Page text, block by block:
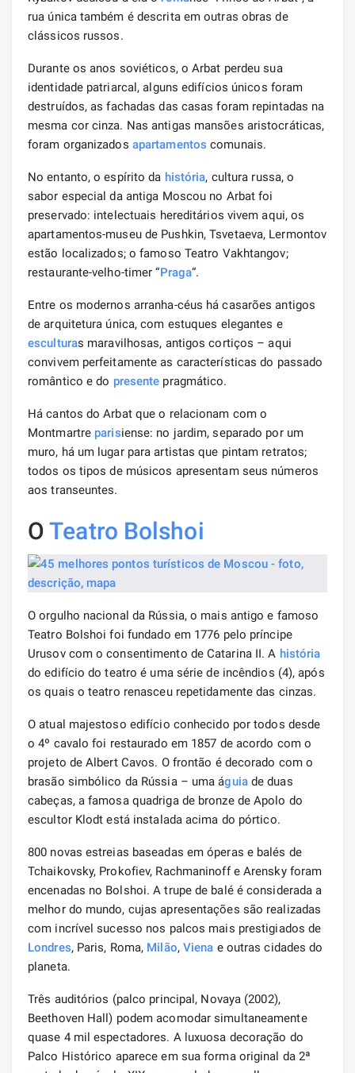
rua única também é descrita em outras obras de
clássicos russos.
Durante os anos soviéticos, o Arbat perdeu sua
identidade patriarcal, alguns edifícios únicos foram
destruídos, as fachadas das casas foram repintadas na
mesma cor cinza. Nas antigas mansões aristocráticas,
foram organizados apartamentos comunais.
No entanto, o espírito da história, cultura russa, o
sabor especial da antiga Moscou no Arbat foi
preservado: intelectuais hereditários vivem aqui, os
apartamentos-museu de Pushkin, Tsvetaeva, Lermontov
estão localizados; o famoso Teatro Vakhtangov;
restaurante-velho-timer “Praga“.
Entre os modernos arranha-céus há casarões antigos
de arquitetura única, com estuques elegantes e
esculturas maravilhosas, antigos cortiços – aqui
convivem perfeitamente as características do passado
romântico e do presente pragmático.
Há cantos do Arbat que o relacionam com o
Montmartre parisiense: no jardim, separado por um
muro, há um lugar para artistas que pintam retratos;
todos os tipos de músicos apresentam seus números
aos transeuntes.
OTeatro Bolshoi
O orgulho nacional da Rússia, o mais antigo e famoso
Teatro Bolshoi foi fundado em 1776 pelo príncipe
Urusov com o consentimento de Catarina II. A história
do edifício do teatro é uma série de incêndios (4), após
os quais o teatro renasceu repetidamente das cinzas.
O atual majestoso edifício conhecido por todos desde
o 4º cavalo foi restaurado em 1857 de acordo com o
projeto de Albert Cavos. O frontão é decorado com o
brasão simbólico da Rússia – uma águiade duas
cabeças, a famosa quadriga de bronze de Apolo do
escultor Klodt está instalada acima do pórtico.
800 novas estreias baseadas em óperas e balés de
Tchaikovsky, Prokofiev, Rachmaninoff e Arensky foram
encenadas no Bolshoi. A trupe de balé é considerada a
melhor do mundo, cujas apresentações são realizadas
com incrível sucesso nos palcos mais prestigiados de
Londres, Paris, Roma, Milão, Viena e outras cidades do
planeta.
Três auditórios (palco principal, Novaya (2002),
Beethoven Hall) podem acomodar simultaneamente
quase 4 mil espectadores. A luxuosa decoração do
Palco Histórico aparece em sua forma original da 2ª